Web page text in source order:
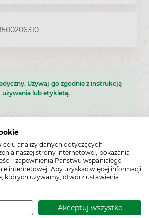
celu analizy danych dotyczących
naszej strony internetowej, pokazania
i zapewnienia Państwu wspaniałego
internetowej. Aby uzyskać więcej informacji
których używamy, otwórz ustawienia.
Akceptuj wszystko
Używaj go zgodnie z instrukcją
używania lub etykietą.